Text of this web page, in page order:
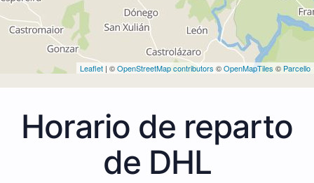
Leaflet | ©OpenStreetMap contributors ©OpenMapTiles © Parcello
Horario de reparto
de DHL